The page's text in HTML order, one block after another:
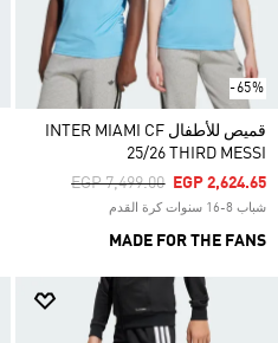
-65%
قميص للأطفال INTER MIAMI CF
25/26 THIRD MESSI
Price Reduced From
EGP 7,499.00ToEGP 2,624.65
شباب 8-16 سنوات كرة القدم
MADE FOR THE FANS